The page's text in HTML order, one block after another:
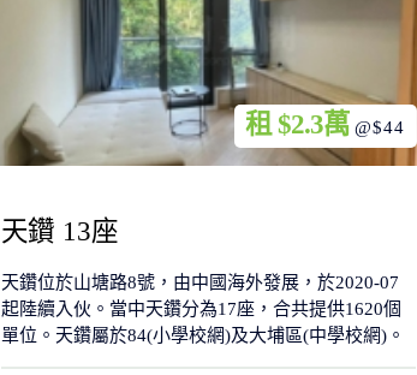
天鑽 13座
天鑽位於山塘路8號，由中國海外發展，於2020-07
起陸續入伙。當中天鑽分為17座，合共提供1620個
單位。天鑽屬於84(小學校網)及大埔區(中學校網)。
租 $2.3萬 @$44